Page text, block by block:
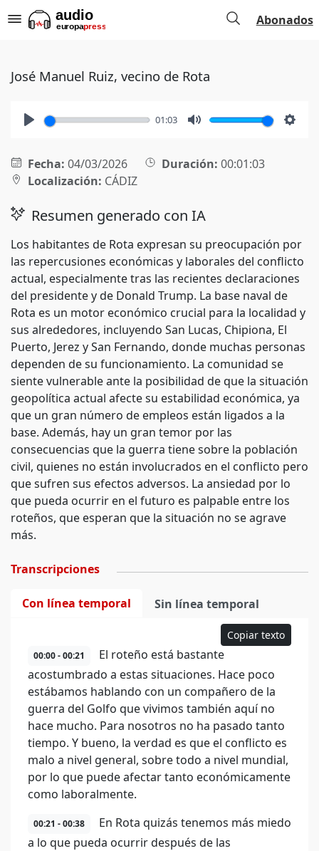
Abonados
José Manuel Ruiz, vecino de Rota
01:03
Fecha: 04/03/2026 Duración: 00:01:03
Localización: CÁDIZ
Resumen generado con IA
Los habitantes de Rota expresan su preocupación por
las repercusiones económicas y laborales del conflicto
actual, especialmente tras las recientes declaraciones
del presidente y de Donald Trump. La base naval de
Rota es un motor económico crucial para la localidad y
sus alrededores, incluyendo San Lucas, Chipiona, El
Puerto, Jerez y San Fernando, donde muchas personas
dependen de su funcionamiento. La comunidad se
siente vulnerable ante la posibilidad de que la situación
geopolítica actual afecte su estabilidad económica, ya
que un gran número de empleos están ligados a la
base. Además, hay un gran temor por las
consecuencias que la guerra tiene sobre la población
civil, quienes no están involucrados en el conflicto pero
que sufren sus efectos adversos. La ansiedad por lo
que pueda ocurrir en el futuro es palpable entre los
roteños, que esperan que la situación no se agrave
más.
Transcripciones
Con línea temporal Sin línea temporal
Copiar texto
00:00 - 00:21
El roteño está bastante
acostumbrado a estas situaciones. Hace poco
estábamos hablando con un compañero de la
guerra del Golfo que vivimos también aquí no
hace mucho. Para nosotros no ha pasado tanto
tiempo. Y bueno, la verdad es que el conflicto es
malo a nivel general, sobre todo a nivel mundial,
por lo que puede afectar tanto económicamente
como laboralmente.
00:21 - 00:38
En Rota quizás tenemos más miedo
a lo que pueda ocurrir después de las